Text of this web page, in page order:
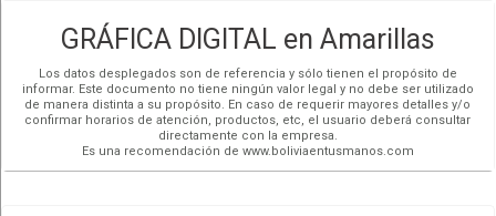
GRÁFICA DIGITAL en Amarillas
Los datos desplegados son de referencia y sólo tienen el propósito de
informar. Este documento no tiene ningún valor legal y no debe ser utilizado
de manera distinta a su propósito. En caso de requerir mayores detalles y/o
confirmar horarios de atención, productos, etc, el usuario deberá consultar
directamente con la empresa.
Es una recomendación de www.boliviaentusmanos.com